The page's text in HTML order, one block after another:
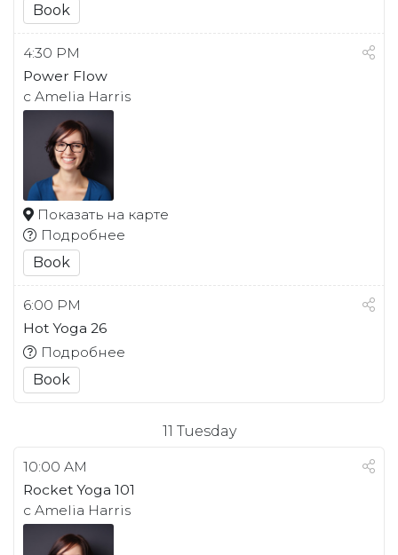
Book
4:30 PM
Power Flow
с Amelia Harris
Показать на карте
Подробнее
Book
6:00 PM
Hot Yoga 26
Подробнее
Book
11 Tuesday
10:00 AM
Rocket Yoga 101
с Amelia Harris